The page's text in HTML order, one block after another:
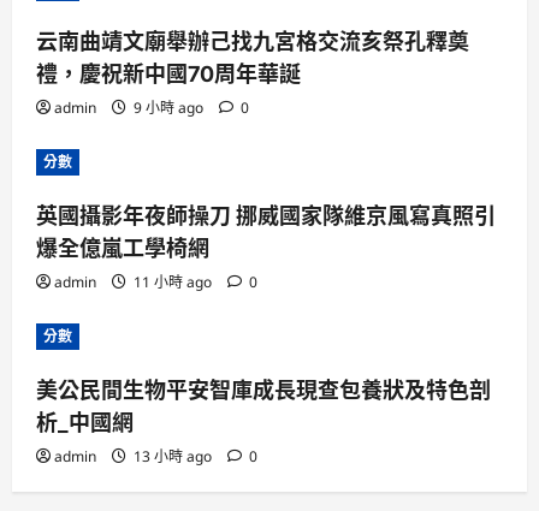
云南曲靖文廟舉辦己找九宮格交流亥祭孔釋奠
禮，慶祝新中國70周年華誕
admin 9 小時 ago 0
分數
英國攝影年夜師操刀 挪威國家隊維京風寫真照引
爆全億嵐工學椅網
admin 11 小時 ago 0
分數
美公民間生物平安智庫成長現查包養狀及特色剖
析_中國網
admin 13 小時 ago 0